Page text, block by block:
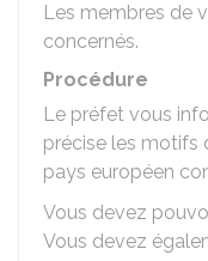
Les membres de
concernés.
Procédure
Le préfet vous
précise les motifs
pays européen
Vous devez
Vous devez